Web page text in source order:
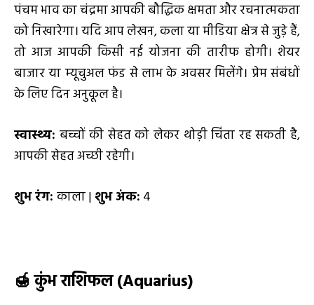
पंचम भाव का चंद्रमा आपकी बौद्धिक क्षमता और रचनात्मकता
को निखारेगा। यदि आप लेखन, कला या मीडिया क्षेत्र से जुड़े हैं,
तो आज आपकी किसी नई योजना की तारीफ होगी। शेयर
बाजार या म्यूचुअल फंड से लाभ के अवसर मिलेंगे। प्रेम संबंधों
के लिए दिन अनुकूल है।
स्वास्थ्य: बच्चों की सेहत को लेकर थोड़ी चिंता रह सकती है,
आपकी सेहत अच्छी रहेगी।
शुभ रंग: काला | शुभ अंक: 4
🍯 कुंभ राशिफल (Aquarius)